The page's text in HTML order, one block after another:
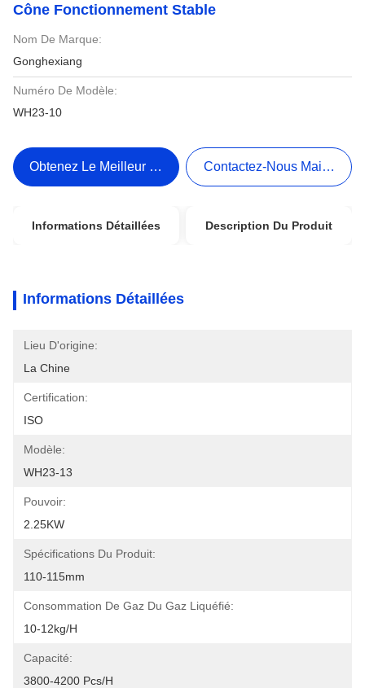
Cône Fonctionnement Stable
Nom De Marque:
Gonghexiang
Numéro De Modèle:
WH23-10
Obtenez Le Meilleur Prix Contactez-Nous Maintenant
Informations Détaillées Description Du Produit
Informations Détaillées
Lieu D'origine:
La Chine
Certification:
ISO
Modèle:
WH23-13
Pouvoir:
2.25KW
Spécifications Du Produit:
110-115mm
Consommation De Gaz Du Gaz Liquéfié:
10-12kg/h
Capacité:
3800-4200 Pcs/h